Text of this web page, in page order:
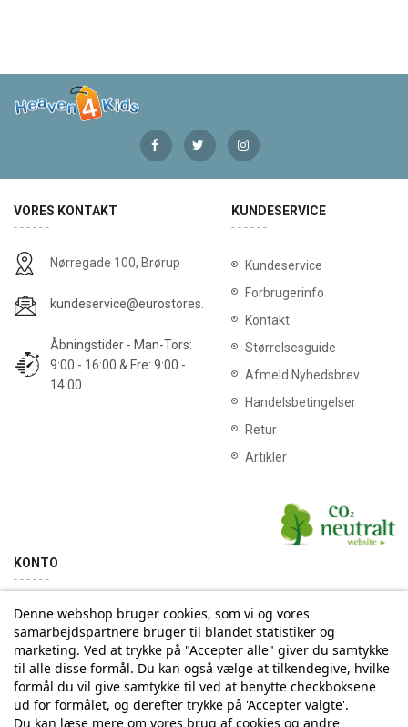
VORES KONTAKT
Nørregade 100, Brørup
kundeservice@eurostores.dk
Åbningstider - Man-Tors:
9:00 - 16:00 & Fre: 9:00 -
14:00
KUNDESERVICE
Kundeservice
Forbrugerinfo
Kontakt
Størrelsesguide
Afmeld Nyhedsbrev
Handelsbetingelser
Retur
Artikler
KONTO
Min konto Ordrehistorik
Tilmelding til Nyhedsbrev
Vi deler aldrig din email-adresse med tredjepart
Denne webshop bruger cookies, som vi og vores
samarbejdspartnere bruger til blandet statistiker og
marketing. Ved at trykke på "Accepter alle" giver du samtykke
til alle disse formål. Du kan også vælge at tilkendegive, hvilke
formål du vil give samtykke til ved at benytte checkboksene
ud for formålet, og derefter trykke på 'Accepter valgte'.
Du kan læse mere om vores brug af cookies og andre